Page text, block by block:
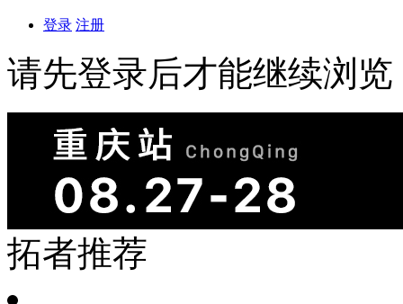
登录 注册
请先登录后才能继续浏览
拓者推荐